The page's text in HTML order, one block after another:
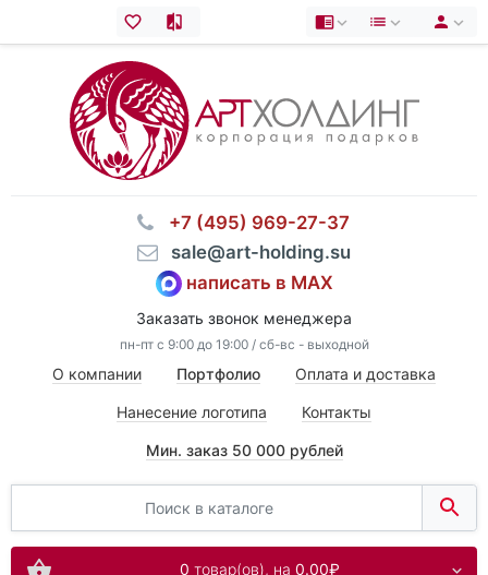
⠀+7 (495) 969-27-37
⠀sale@art-holding.su
написать в MAX
Заказать звонок менеджера
пн-пт с 9:00 до 19:00 / сб-вс - выходной
О компании Портфолио Оплата и доставка
Нанесение логотипа Контакты
Мин. заказ 50 000 рублей
0 товар(ов), на 0.00₽